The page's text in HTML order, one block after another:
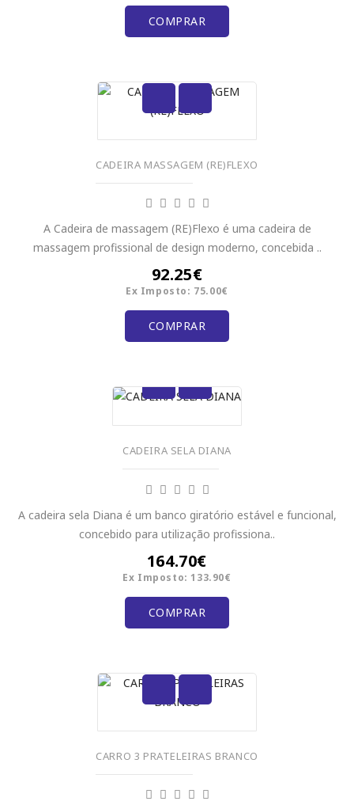
COMPRAR
CADEIRA MASSAGEM (RE)FLEXO
A Cadeira de massagem (RE)Flexo é uma cadeira de
massagem profissional de design moderno, concebida ..
92.25€
Ex Imposto: 75.00€
COMPRAR
CADEIRA SELA DIANA
A cadeira sela Diana é um banco giratório estável e funcional,
concebido para utilização profissiona..
164.70€
Ex Imposto: 133.90€
COMPRAR
CARRO 3 PRATELEIRAS BRANCO